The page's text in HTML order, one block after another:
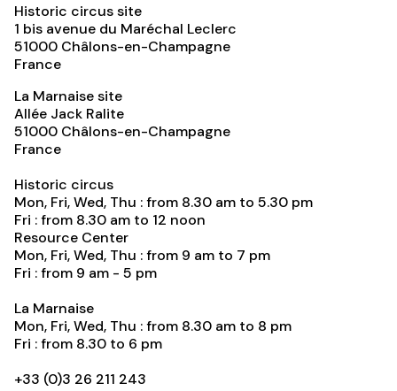
Historic circus site
1 bis avenue du Maréchal Leclerc
51000 Châlons-en-Champagne
France
La Marnaise site
Allée Jack Ralite
51000 Châlons-en-Champagne
France
Historic circus
Mon, Fri, Wed, Thu : from 8.30 am to 5.30 pm
Fri : from 8.30 am to 12 noon
Resource Center
Mon, Fri, Wed, Thu : from 9 am to 7 pm
Fri : from 9 am - 5 pm
La Marnaise
Mon, Fri, Wed, Thu : from 8.30 am to 8 pm
Fri : from 8.30 to 6 pm
+33 (0)3 26 211 243